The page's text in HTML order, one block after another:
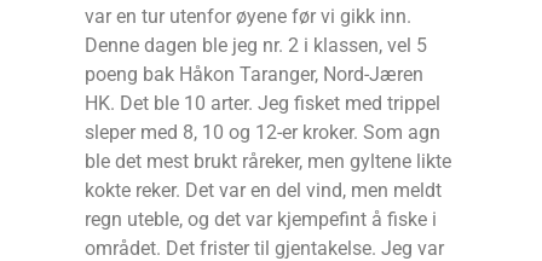
var en tur utenfor øyene før vi gikk inn.
Denne dagen ble jeg nr. 2 i klassen, vel 5
poeng bak Håkon Taranger, Nord-Jæren
HK. Det ble 10 arter. Jeg fisket med trippel
sleper med 8, 10 og 12-er kroker. Som agn
ble det mest brukt råreker, men gyltene likte
kokte reker. Det var en del vind, men meldt
regn uteble, og det var kjempefint å fiske i
området. Det frister til gjentakelse. Jeg var